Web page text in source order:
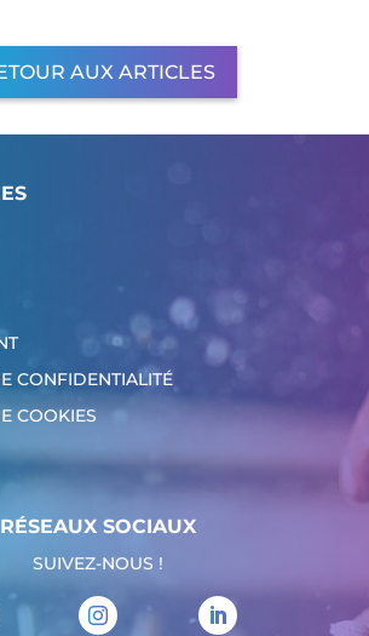
AUX ARTICLES
CONFIDENTIALITÉ
COOKIES
RÉSEAUX SOCIAUX
SUIVEZ-NOUS !